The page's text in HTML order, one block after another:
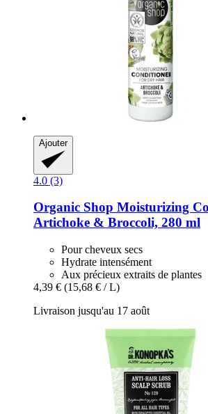
Ajouter
4.0 (3)
Organic Shop Moisturizing
Artichoke & Broccoli, 280 ml
Pour cheveux secs
Hydrate intensément
Aux précieux extraits de plantes
4,39 € (15,68 € / L)
Livraison jusqu'au 17 août